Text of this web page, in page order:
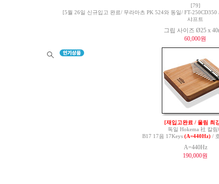
[79]
[5월 26일 신규입고 완료/ 무라마츠 PK 524와 동일/ FT-
샤프트
그립 사이즈 Ø25 x
60,000원
[재입고완료 / 울림 최
독일 Hokema 社 칼림
B17 17음 17Keys (A=440Hz)/
A=440Hz
190,000원